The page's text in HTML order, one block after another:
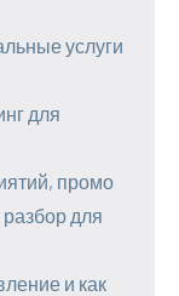
услуги
для
промо
для
и как